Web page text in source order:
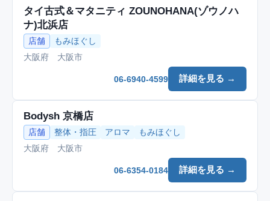
タイ古式＆マタニティ ZOUNOHANA(ゾウノハ
ナ)北浜店
店舗
もみほぐし
大阪府 大阪市
詳細を見る →
06-6940-4599
Bodysh 京橋店
店舗 整体・指圧 アロマ
もみほぐし
大阪府 大阪市
詳細を見る →
06-6354-0184